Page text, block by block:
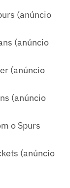
(anúncio
(anúncio
(anúncio
(anúncio
o Spurs
(anúncio